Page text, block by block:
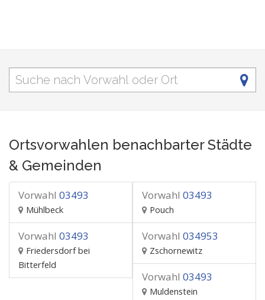
Ortsvorwahlen benachbarter Städte
& Gemeinden
Vorwahl 03493
Mühlbeck
Vorwahl 03493
Pouch
Vorwahl 03493
Friedersdorf bei
Bitterfeld
Vorwahl 034953
Zschornewitz
Vorwahl 03493
Muldenstein